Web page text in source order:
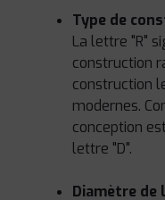
Type de
La lettre "R"
construction
construction
modernes.
conception
lettre "D".
Diamètre de